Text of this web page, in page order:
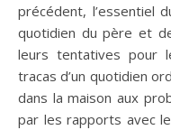
précédent, l’essentiel
quotidien du père et
leurs tentatives pour
tracas d’un quotidien
dans la maison aux
par les rapports avec